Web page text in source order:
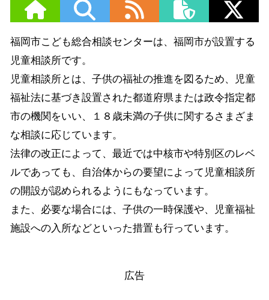
福岡市こども総合相談センターは、福岡市が設置する
児童相談所です。
児童相談所とは、子供の福祉の推進を図るため、児童
福祉法に基づき設置された都道府県または政令指定都
市の機関をいい、１８歳未満の子供に関するさまざま
な相談に応じています。
法律の改正によって、最近では中核市や特別区のレベ
ルであっても、自治体からの要望によって児童相談所
の開設が認められるようにもなっています。
また、必要な場合には、子供の一時保護や、児童福祉
施設への入所などといった措置も行っています。